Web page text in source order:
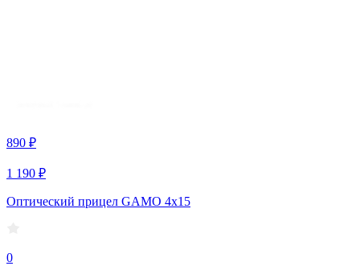
890 ₽
1 190 ₽
Оптический прицел GAMO 4х15
0